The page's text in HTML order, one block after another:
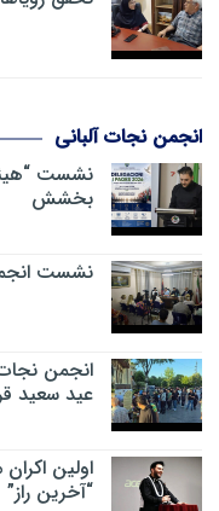
انجمن نجات آلبانی
بخشش
نشست انجمن
انجمن نجات
عید سعید
اولین
“آخرین راز”